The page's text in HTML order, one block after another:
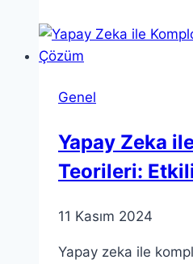
Gerçeklik
Genel
Yapay Zeka
Teorileri:
11 Kasım 2024
Yapay zeka ile